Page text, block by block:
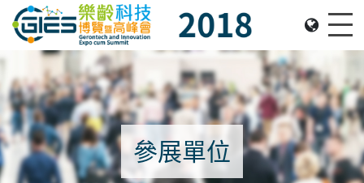
Date: Expo: 22-25 November 2018, Venue: Hall 1A-
參展單位